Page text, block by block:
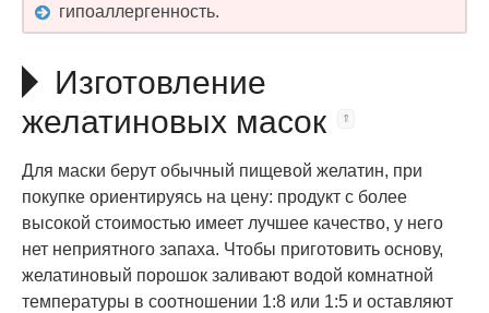
гипоаллергенность.
Изготовление
желатиновых масок
Для маски берут обычный пищевой желатин, при
покупке ориентируясь на цену: продукт с более
высокой стоимостью имеет лучшее качество, у него
нет неприятного запаха. Чтобы приготовить основу,
желатиновый порошок заливают водой комнатной
температуры в соотношении 1:8 или 1:5 и оставляют